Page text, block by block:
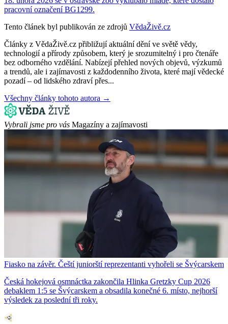
pracovní označení BG1299.
Tento článek byl publikován ze zdrojů VědaŽivě.cz
Články z VědaŽivě.cz přibližují aktuální dění ve světě vědy,
technologií a přírody způsobem, který je srozumitelný i pro čtenáře
bez odborného vzdělání. Nabízejí přehled nových objevů, výzkumů
a trendů, ale i zajímavosti z každodenního života, které mají vědecké
pozadí – od lidského zdraví přes...
Všechny články tohoto autora →
Vybrali jsme pro vás Magazíny a zajímavosti
Fiasko na závěr. Čeští juniorští reprezentanti vyhořeli se Švýcarskem
Česká hokejová osmnáctka zakončila Hlinka Gretzky Cup 2026
debaklem 1:5 se Švýcarskem a obsadila konečné 6. místo, nejhorší
výsledek za poslední tři roky.